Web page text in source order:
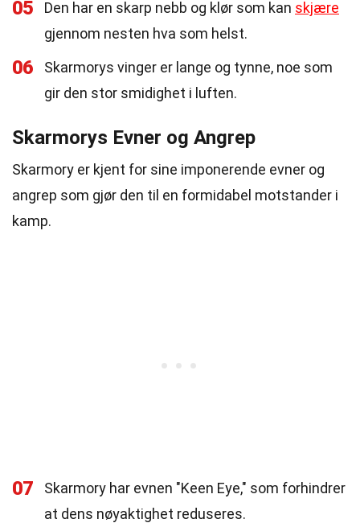
05 Den har en skarp nebb og klør som kan skjære
gjennom nesten hva som helst.
06
Skarmorys vinger er lange og tynne, noe som
gir den stor smidighet i luften.
Skarmorys Evner og Angrep
Skarmory er kjent for sine imponerende evner og
angrep som gjør den til en formidabel motstander i
kamp.
07
Skarmory har evnen "Keen Eye," som forhindrer
at dens nøyaktighet reduseres.